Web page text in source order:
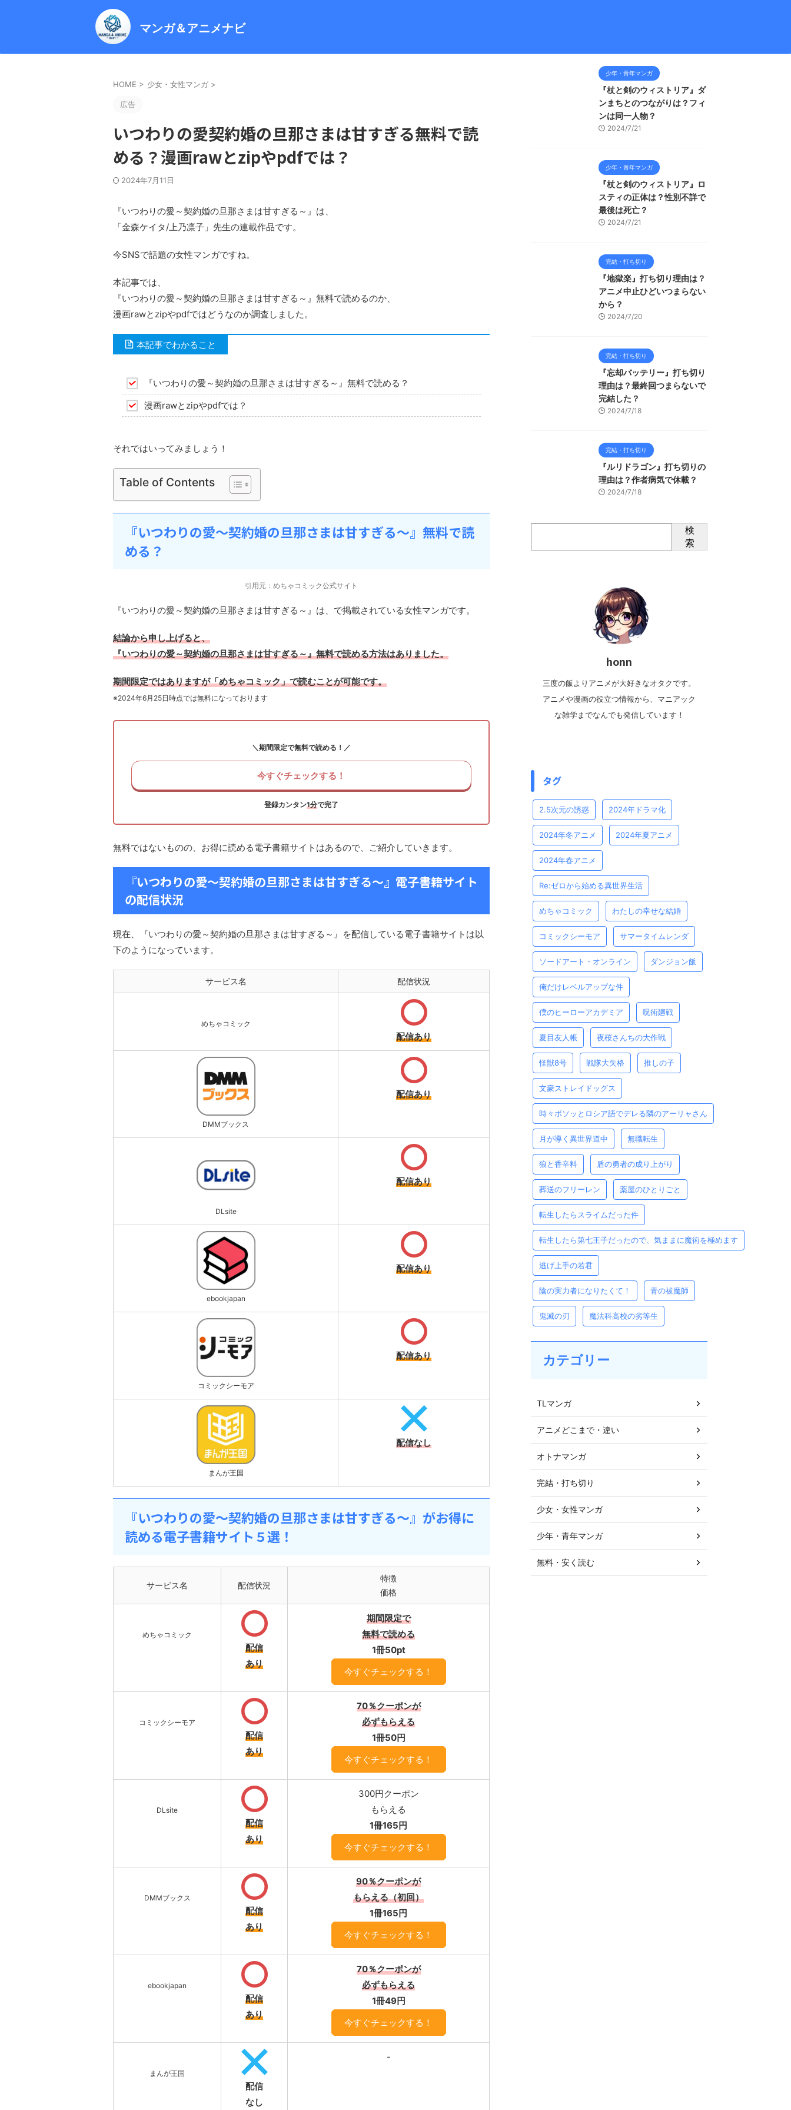
マンガ＆アニメナビ
HOME > 少女・女性マンガ >
広告
いつわりの愛契約婚の旦那さまは甘すぎる無料で読
める？漫画rawとzipやpdfでは？
2024年7月11日
『いつわりの愛～契約婚の旦那さまは甘すぎる～』は、
「金森ケイタ/上乃凛子」先生の連載作品です。
今SNSで話題の女性マンガですね。
本記事では、
『いつわりの愛～契約婚の旦那さまは甘すぎる～』無料で読めるのか、
漫画rawとzipやpdfではどうなのか調査しました。
本記事でわかること
『いつわりの愛～契約婚の旦那さまは甘すぎる～』無料で読める？
漫画rawとzipやpdfでは？
それではいってみましょう！
Table of Contents
『いつわりの愛～契約婚の旦那さまは甘すぎる～』無料で読
める？
引用元：めちゃコミック公式サイト
『いつわりの愛～契約婚の旦那さまは甘すぎる～』は、で掲載されている女性マンガです。
結論から申し上げると、
『いつわりの愛～契約婚の旦那さまは甘すぎる～』無料で読める方法はありました。
期間限定ではありますが「めちゃコミック」で読むことが可能です。
※2024年6月25日時点では無料になっております
＼期間限定で無料で読める！／
今すぐチェックする！
登録カンタン1分で完了
無料ではないものの、お得に読める電子書籍サイトはあるので、ご紹介していきます。
『いつわりの愛～契約婚の旦那さまは甘すぎる～』電子書籍サイト
の配信状況
現在、『いつわりの愛～契約婚の旦那さまは甘すぎる～』を配信している電子書籍サイトは以
下のようになっています。
サービス名 配信状況
めちゃコミック
配信あり
DMMブックス
配信あり
DLsite
配信あり
ebookjapan
配信あり
コミックシーモア
配信あり
まんが王国
配信なし
『いつわりの愛～契約婚の旦那さまは甘すぎる～』がお得に
読める電子書籍サイト５選！
サービス名 配信状況
特徴
価格
めちゃコミック
配信
あり
期間限定で
無料で読める
1冊50pt
今すぐチェックする！
コミックシーモア
配信
あり
70％クーポンが
必ずもらえる
1冊50円
今すぐチェックする！
DLsite
配信
あり
300円クーポン
もらえる
1冊165円
今すぐチェックする！
DMMブックス
配信
あり
90％クーポンが
もらえる（初回）
1冊165円
今すぐチェックする！
ebookjapan
配信
あり
70％クーポンが
必ずもらえる
1冊49円
今すぐチェックする！
まんが王国
配信
なし
-
少年・青年マンガ
『杖と剣のウィストリア』ダ
ンまちとのつながりは？フィ
ンは同一人物？
2024/7/21
少年・青年マンガ
『杖と剣のウィストリア』ロ
スティの正体は？性別不詳で
最後は死亡？
2024/7/21
完結・打ち切り
『地獄楽』打ち切り理由は？
アニメ中止ひどいつまらない
から？
2024/7/20
完結・打ち切り
『忘却バッテリー』打ち切り
理由は？最終回つまらないで
完結した？
2024/7/18
完結・打ち切り
『ルリドラゴン』打ち切りの
理由は？作者病気で休載？
2024/7/18
検
索
honn
三度の飯よりアニメが大好きなオタクです。
アニメや漫画の役立つ情報から、マニアック
な雑学までなんでも発信しています！
タグ
2.5次元の誘惑 2024年ドラマ化
2024年冬アニメ 2024年夏アニメ
2024年春アニメ
Re:ゼロから始める異世界生活
めちゃコミック わたしの幸せな結婚
コミックシーモア サマータイムレンダ
ソードアート・オンライン ダンジョン飯
俺だけレベルアップな件
僕のヒーローアカデミア 呪術廻戦
夏目友人帳 夜桜さんちの大作戦
怪獣8号 戦隊大失格 推しの子
文豪ストレイドッグス
時々ボソッとロシア語でデレる隣のアーリャさん
月が導く異世界道中 無職転生
狼と香辛料 盾の勇者の成り上がり
葬送のフリーレン 薬屋のひとりごと
転生したらスライムだった件
転生したら第七王子だったので、気ままに魔術を極めます
逃げ上手の若君
陰の実力者になりたくて！ 青の祓魔師
鬼滅の刃 魔法科高校の劣等生
カテゴリー
TLマンガ
アニメどこまで・違い
オトナマンガ
完結・打ち切り
少女・女性マンガ
少年・青年マンガ
無料・安く読む